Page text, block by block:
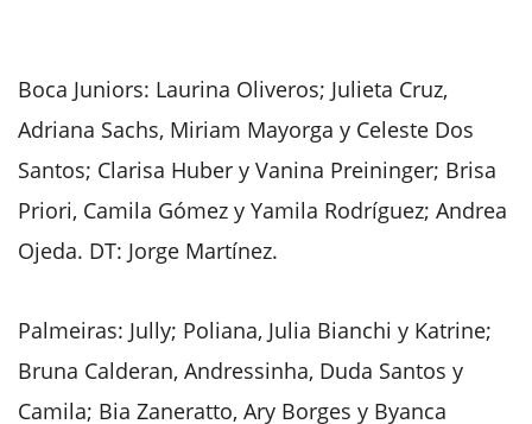
Boca Juniors: Laurina Oliveros; Julieta Cruz,
Adriana Sachs, Miriam Mayorga y Celeste Dos
Santos; Clarisa Huber y Vanina Preininger; Brisa
Priori, Camila Gómez y Yamila Rodríguez; Andrea
Ojeda. DT: Jorge Martínez.
Palmeiras: Jully; Poliana, Julia Bianchi y Katrine;
Bruna Calderan, Andressinha, Duda Santos y
Camila; Bia Zaneratto, Ary Borges y Byanca